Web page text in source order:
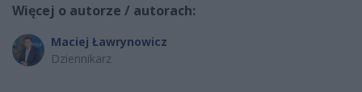
Więcej o autorze / autorach:
Maciej Ławrynowicz
Dziennikarz